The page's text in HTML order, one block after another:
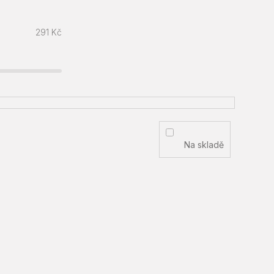
291 Kč
Na skladě